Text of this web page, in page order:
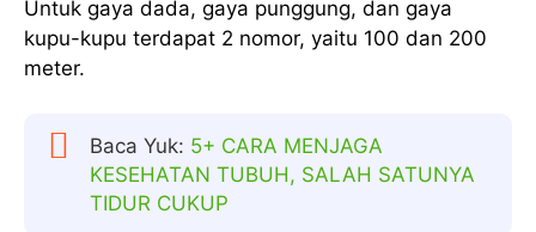
Untuk gaya dada, gaya punggung, dan gaya
kupu-kupu terdapat 2 nomor, yaitu 100 dan 200
meter.
Baca Yuk: 5+ CARA MENJAGA
KESEHATAN TUBUH, SALAH SATUNYA
TIDUR CUKUP